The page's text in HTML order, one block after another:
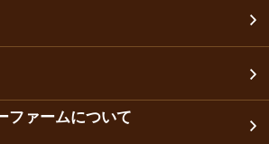
ファームについて